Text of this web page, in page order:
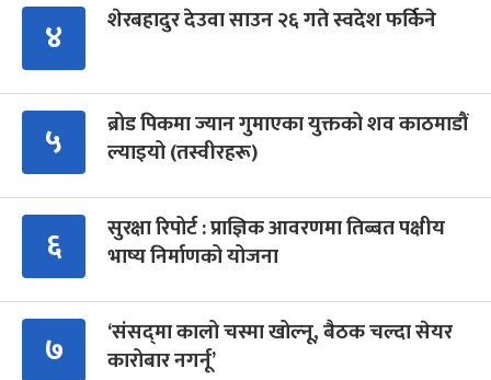
४ शेरबहादुर देउवा साउन २६ गते स्वदेश फर्किने
५
ब्रोड पिकमा ज्यान गुमाएका युक्तको शव काठमाडौं
ल्याइयो (तस्वीरहरू)
६
सुरक्षा रिपोर्ट : प्राज्ञिक आवरणमा तिब्बत पक्षीय
भाष्य निर्माणको योजना
७
‘संसद्‍मा कालो चस्मा खोल्नू, बैठक चल्दा सेयर
कारोबार नगर्नू’